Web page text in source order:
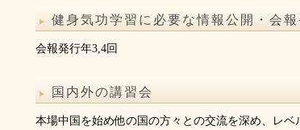
健身気功学習に必要な情報公開・会報
会報発行年3,4回
国内外の講習会
本場中国を始め他の国の方々との交流を深め、レ